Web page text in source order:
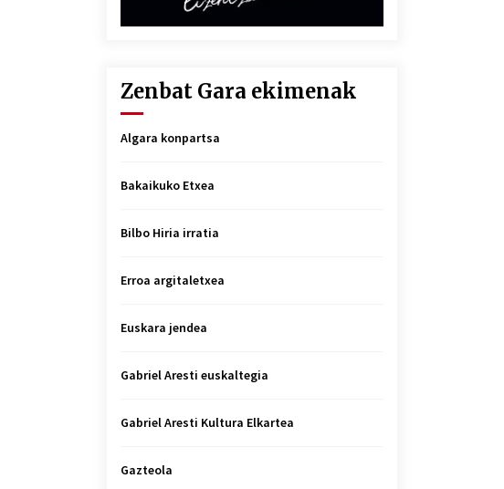
Zenbat Gara ekimenak
Algara konpartsa
Bakaikuko Etxea
Bilbo Hiria irratia
Erroa argitaletxea
Euskara jendea
Gabriel Aresti euskaltegia
Gabriel Aresti Kultura Elkartea
Gazteola